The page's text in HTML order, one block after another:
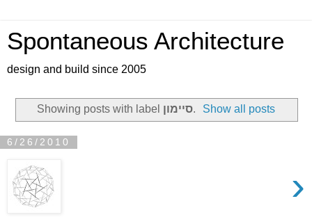
Spontaneous Architecture
design and build since 2005
Showing posts with label סיימון. Show all posts
6/26/2010
›